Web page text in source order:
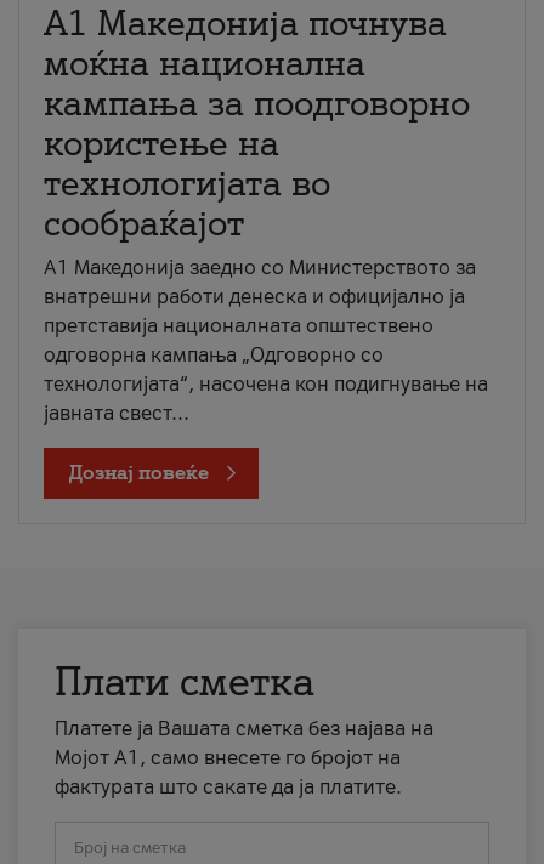
A1 Македонија почнува
моќна национална
кампања за поодговорно
користење на
технологијата во
сообраќајот
A1 Македонија заедно со Министерството за
внатрешни работи денеска и официјално ја
претставија националната општествено
одговорна кампања „Одговорно со
технологијата“, насочена кон подигнување на
јавната свест...
Дознај повеќе
Плати сметка
Платете ја Вашата сметка без најава на
Мојот А1, само внесете го бројот на
фактурата што сакате да ја платите.
Број на сметка